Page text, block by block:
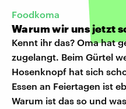
Foodkoma
Warum wir uns jetzt
Kennt ihr das? Oma hat
zugelangt. Beim Gürtel
Hosenknopf hat sich
Essen an Feiertagen ist
Warum ist das so und